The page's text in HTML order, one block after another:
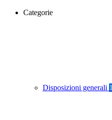
Categorie
Disposizioni generali